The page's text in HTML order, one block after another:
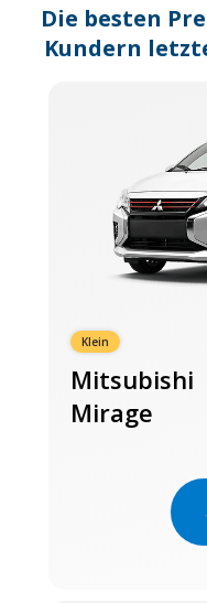
dates.
Die besten
Kundern
Klein
Mitsubishi
Mirage